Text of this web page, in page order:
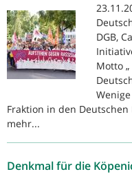
DGB,
Motto
Fraktion in den
mehr...
Denkmal für die